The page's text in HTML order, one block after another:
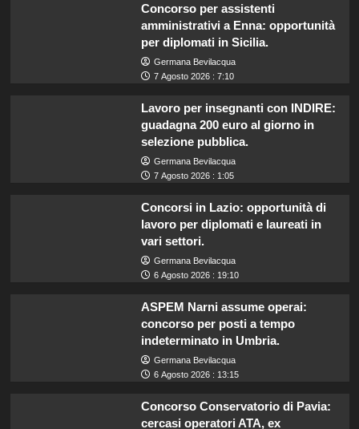
Concorso per assistenti
amministrativi a Enna: opportunità
per diplomati in Sicilia.
Germana Bevilacqua
7 Agosto 2026 : 7:10
Lavoro per insegnanti con INDIRE:
guadagna 200 euro al giorno in
selezione pubblica.
Germana Bevilacqua
7 Agosto 2026 : 1:05
Concorsi in Lazio: opportunità di
lavoro per diplomati e laureati in
vari settori.
Germana Bevilacqua
6 Agosto 2026 : 19:10
ASPEM Narni assume operai:
concorso per posti a tempo
indeterminato in Umbria.
Germana Bevilacqua
6 Agosto 2026 : 13:15
Concorso Conservatorio di Pavia:
cercasi operatori ATA, ex